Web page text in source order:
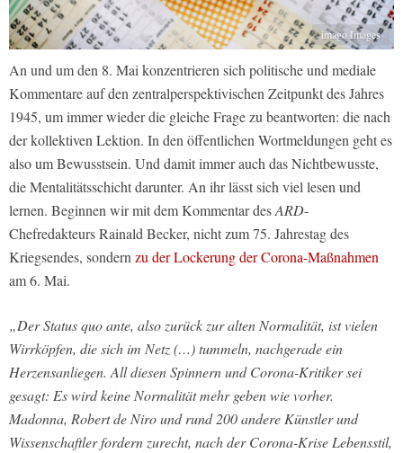
imago Images
An und um den 8. Mai konzentrieren sich politische und mediale
Kommentare auf den zentralperspektivischen Zeitpunkt des Jahres
1945, um immer wieder die gleiche Frage zu beantworten: die nach
der kollektiven Lektion. In den öffentlichen Wortmeldungen geht es
also um Bewusstsein. Und damit immer auch das Nichtbewusste,
die Mentalitätsschicht darunter. An ihr lässt sich viel lesen und
lernen. Beginnen wir mit dem Kommentar desARD-
Chefredakteurs Rainald Becker, nicht zum 75. Jahrestag des
Kriegsendes, sondernzu der Lockerung der Corona-Maßnahmen
am 6. Mai.
„Der Status quo ante, also zurück zur alten Normalität, ist vielen
Wirrköpfen, die sich im Netz (…) tummeln, nachgerade ein
Herzensanliegen. All diesen Spinnern und Corona-Kritiker sei
gesagt: Es wird keine Normalität mehr geben wie vorher.
Madonna, Robert de Niro und rund 200 andere Künstler und
Wissenschaftler fordern zurecht, nach der Corona-Krise Lebensstil,